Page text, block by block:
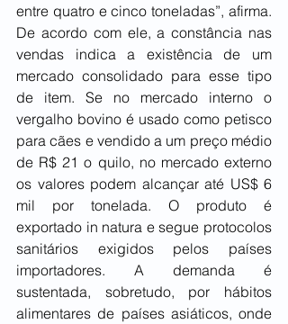
entre quatro e cinco toneladas”, afirma.
De acordo com ele, a constância nas
vendas indica a existência de um
mercado consolidado para esse tipo
de item. Se no mercado interno o
vergalho bovino é usado como petisco
para cães e vendido a um preço médio
de R$ 21 o quilo, no mercado externo
os valores podem alcançar até US$ 6
mil por tonelada. O produto é
exportado in natura e segue protocolos
sanitários exigidos pelos países
importadores. A demanda é
sustentada, sobretudo, por hábitos
alimentares de países asiáticos, onde